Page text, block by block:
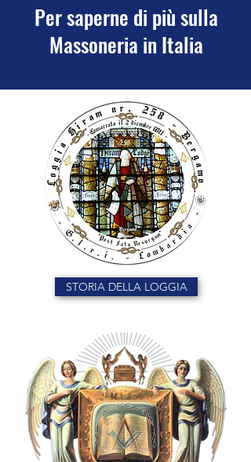
Per saperne di più sulla
Massoneria in Italia
STORIA DELLA LOGGIA